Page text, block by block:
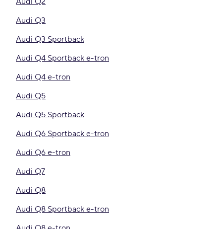
Audi Q3
Audi Q3 Sportback
Audi Q4 Sportback e-tron
Audi Q4 e-tron
Audi Q5
Audi Q5 Sportback
Audi Q6 Sportback e-tron
Audi Q6 e-tron
Audi Q7
Audi Q8
Audi Q8 Sportback e-tron